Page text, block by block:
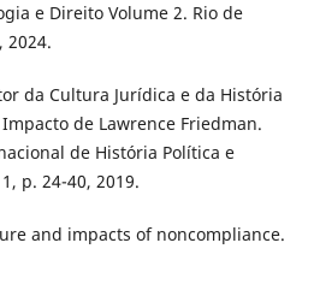
e Direito Volume 2. Rio de
2024.
da Cultura Jurídica e da História
de Lawrence Friedman.
de História Política e
p. 24-40, 2019.
and impacts of noncompliance.